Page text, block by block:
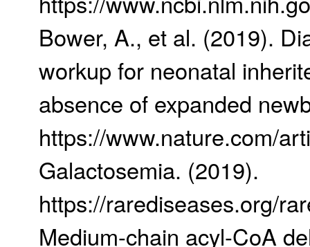
Bower, A., et al. (2019).
workup for neonatal
absence of expanded
https://www.nature.com/
Galactosemia. (2019).
https://rarediseases.org/
Medium-chain acyl-CoA